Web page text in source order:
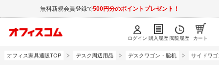
無料新規会員登録で500円分のポイントプレゼント！
ログイン 購入履歴 閲覧履歴 カート
オフィス家具通販TOP デスク周辺用品 デスクワゴン・脇机 サイドワ